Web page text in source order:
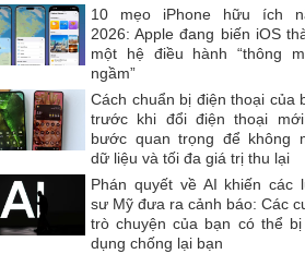
10 mẹo iPhone hữu ích
2026: Apple đang biến iOS
một hệ điều hành “thông
ngầm”
Cách chuẩn bị điện thoại của
trước khi đổi điện thoại
bước quan trọng để không
dữ liệu và tối đa giá trị thu lại
Phán quyết về AI khiến các
sư Mỹ đưa ra cảnh báo: Các
trò chuyện của bạn có thể
dụng chống lại bạn